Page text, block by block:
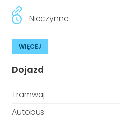
Nieczynne
WIĘCEJ
Dojazd
Tramwaj
Autobus